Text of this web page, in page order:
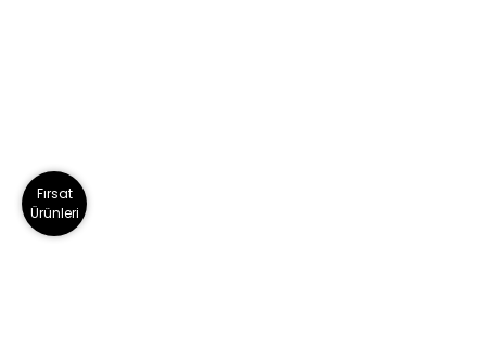
Fırsat
Ürünleri